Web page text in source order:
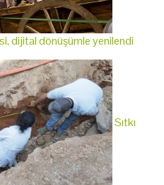
dijital dönüşümle yenilendi
Sıtkı